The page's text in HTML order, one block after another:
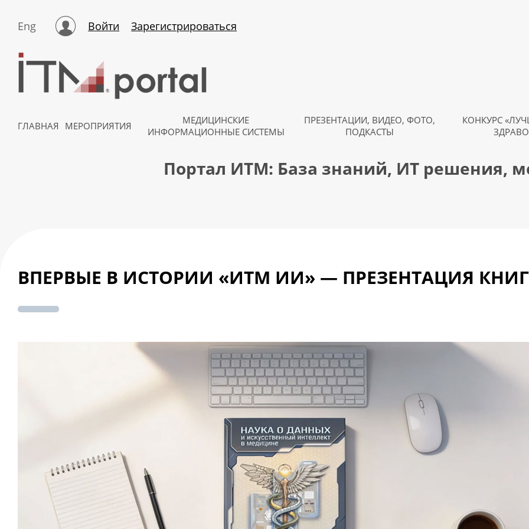
Eng Войти Зарегистрироваться
ГЛАВНАЯ МЕРОПРИЯТИЯ
МЕДИЦИНСКИЕ
ИНФОРМАЦИОННЫЕ СИСТЕМЫ
ПРЕЗЕНТАЦИИ, ВИДЕО, ФОТО,
ПОДКАСТЫ
КОНКУРС
Портал ИТМ: База знаний, ИТ решения,
ВПЕРВЫЕ В ИСТОРИИ «ИТМ ИИ» — ПРЕЗЕНТАЦИЯ